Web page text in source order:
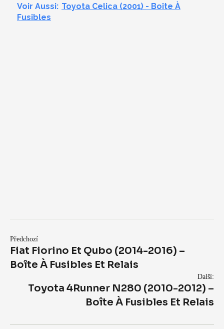
Voir Aussi: Toyota Celica (2001) - Boîte À
Fusibles
Předchozí
Fiat Fiorino Et Qubo (2014-2016) –
Boîte À Fusibles Et Relais
Další:
Toyota 4Runner N280 (2010-2012) –
Boîte À Fusibles Et Relais